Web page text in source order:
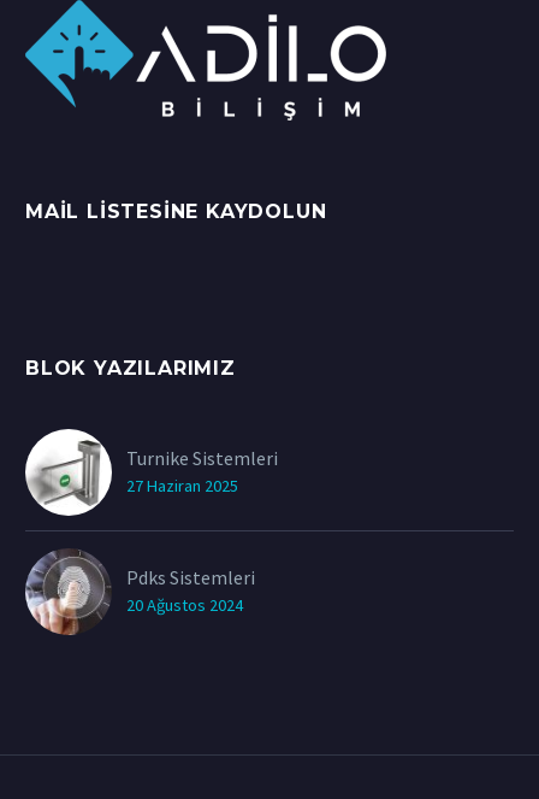
MAIL LISTESINE KAYDOLUN
BLOK YAZILARIMIZ
Turnike Sistemleri
27 Haziran 2025
Pdks Sistemleri
20 Ağustos 2024